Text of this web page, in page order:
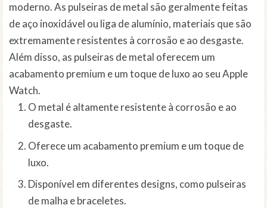
moderno. As pulseiras de metal são geralmente feitas
de aço inoxidável ou liga de alumínio, materiais que são
extremamente resistentes à corrosão e ao desgaste.
Além disso, as pulseiras de metal oferecem um
acabamento premium e um toque de luxo ao seu Apple
Watch.
O metal é altamente resistente à corrosão e ao
desgaste.
Oferece um acabamento premium e um toque de
luxo.
Disponível em diferentes designs, como pulseiras
de malha e braceletes.